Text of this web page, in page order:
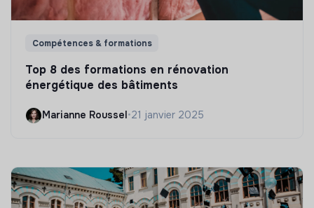
Compétences & formations
Top 8 des formations en rénovation
énergétique des bâtiments
Marianne Roussel•21 janvier 2025